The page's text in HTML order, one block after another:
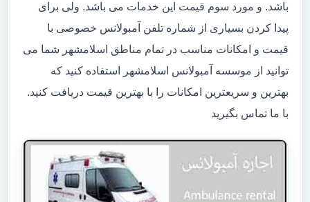
باشد. و مورد سوم قیمت این خدمات می باشد. ولی برای
پیدا کردن بسیاری از شماره تلفن آمبولانس خصوصی با
قیمت و امکانات مناسب در تمام مناطق اسلامشهر شما می
توانید از موسسه آمبولانس اسلامشهر استفاده کنید که
بهترین و سریعترین امکانات را با بهترین قیمت دریافت کنید.
با ما تماس بگیرید